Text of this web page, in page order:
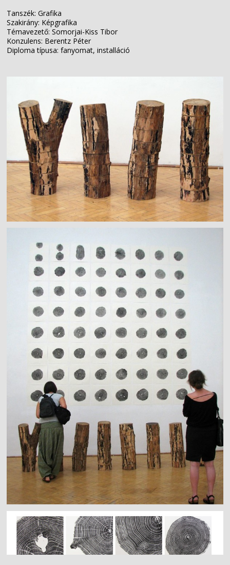
Tanszék: Grafika
Szakirány: Képgrafika
Témavezető: Somorjai-Kiss Tibor
Konzulens: Berentz Péter
Diploma típusa: fanyomat, installáció